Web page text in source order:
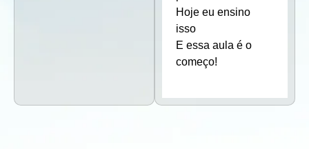
Hoje eu ensino
isso
E essa aula é o
começo!